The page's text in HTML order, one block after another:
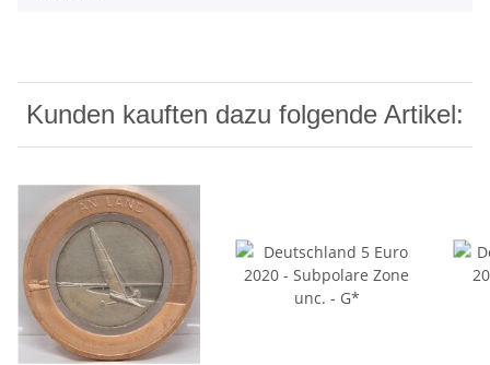
Kunden kauften dazu folgende Artikel: